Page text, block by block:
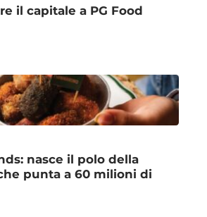
il capitale a PG Food
nasce il polo della
punta a 60 milioni di